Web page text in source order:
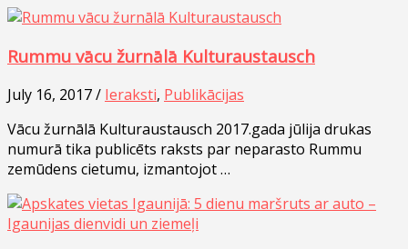
Rummu vācu žurnālā Kulturaustausch
July 16, 2017 / Ieraksti, Publikācijas
Vācu žurnālā Kulturaustausch 2017.gada jūlija drukas
numurā tika publicēts raksts par neparasto Rummu
zemūdens cietumu, izmantojot …